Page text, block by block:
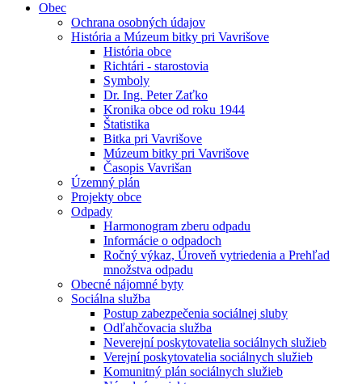
Obec
Ochrana osobných údajov
História a Múzeum bitky pri Vavrišove
História obce
Richtári - starostovia
Symboly
Dr. Ing. Peter Zaťko
Kronika obce od roku 1944
Štatistika
Bitka pri Vavrišove
Múzeum bitky pri Vavrišove
Časopis Vavrišan
Územný plán
Projekty obce
Odpady
Harmonogram zberu odpadu
Informácie o odpadoch
Ročný výkaz, Úroveň vytriedenia a Prehľad
množstva odpadu
Obecné nájomné byty
Sociálna služba
Postup zabezpečenia sociálnej sluby
Odľahčovacia služba
Neverejní poskytovatelia sociálnych služieb
Verejní poskytovatelia sociálnych služieb
Komunitný plán sociálnych služieb